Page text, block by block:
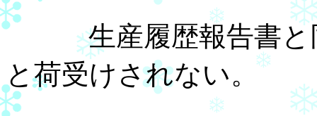
生産履歴報告書と同
と荷受けされない。